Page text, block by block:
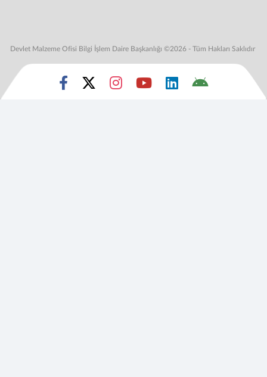
Devlet Malzeme Ofisi Bilgi İşlem Daire Başkanlığı ©2026 - Tüm Hakları Saklıdır